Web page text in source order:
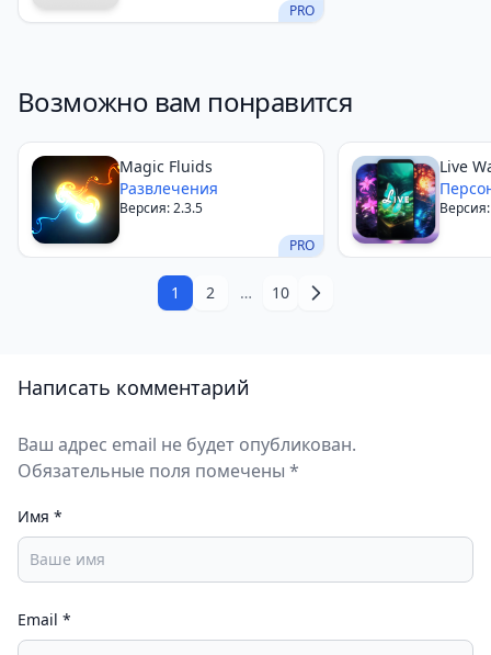
PRO
Возможно вам понравится
PRO
Magic Fluids
Развлечения
Версия: 2.3.5
Live
1 2 … 10
Написать комментарий
Ваш адрес email не будет опубликован.
Обязательные поля помечены *
Имя *
Email *